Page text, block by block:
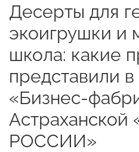
Десерты для
экоигрушки и
школа: какие
представили
«Бизнес-
РОССИИ»